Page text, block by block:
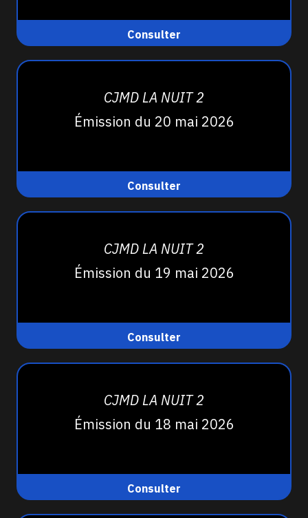
Consulter
CJMD LA NUIT 2
Émission du 20 mai 2026
Consulter
CJMD LA NUIT 2
Émission du 19 mai 2026
Consulter
CJMD LA NUIT 2
Émission du 18 mai 2026
Consulter